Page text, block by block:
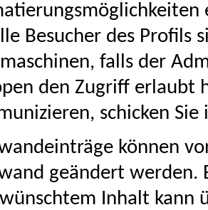
Besucher des Profils
falls der
den Zugriff erlaubt
schicken
können
geändert werden.
Inhalt kann